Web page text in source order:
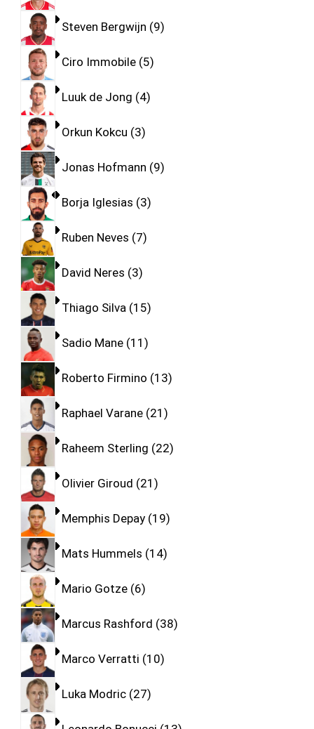
Steven Bergwijn 9
Ciro Immobile 5
Luuk de Jong 4
Orkun Kokcu 3
Jonas Hofmann 9
Borja Iglesias 3
Ruben Neves 7
David Neres 3
Thiago Silva 15
Sadio Mane 11
Roberto Firmino 13
Raphael Varane 21
Raheem Sterling 22
Olivier Giroud 21
Memphis Depay 19
Mats Hummels 14
Mario Gotze 6
Marcus Rashford 38
Marco Verratti 10
Luka Modric 27